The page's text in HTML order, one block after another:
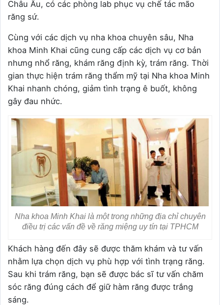
Châu Âu, có các phòng lab phục vụ chế tác mão
răng sứ.
Cùng với các dịch vụ nha khoa chuyên sâu, Nha
khoa Minh Khai cũng cung cấp các dịch vụ cơ bản
nhưng nhổ răng, khám răng định kỳ, trám răng. Thời
gian thực hiện trám răng thẩm mỹ tại Nha khoa Minh
Khai nhanh chóng, giảm tình trạng ê buốt, không
gây đau nhức.
Nha khoa Minh Khai là một trong những địa chỉ chuyên
điều trị các vấn đề về răng miệng uy tín tại TPHCM
Khách hàng đến đây sẽ được thăm khám và tư vấn
nhằm lựa chọn dịch vụ phù hợp với tình trạng răng.
Sau khi trám răng, bạn sẽ được bác sĩ tư vấn chăm
sóc răng đúng cách để giữ hàm răng được trắng
sáng.